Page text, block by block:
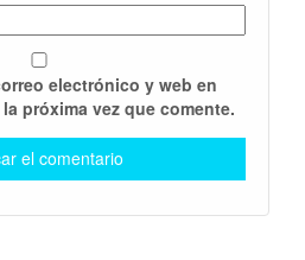
electrónico y web en
próxima vez que comente.